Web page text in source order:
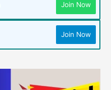
Join Now
Join Now